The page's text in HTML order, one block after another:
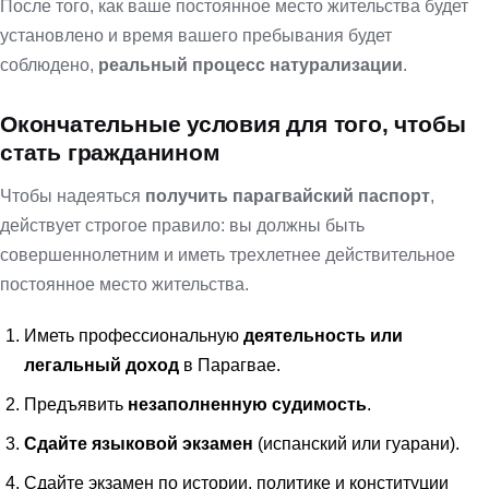
После того, как ваше постоянное место жительства будет
установлено и время вашего пребывания будет
соблюдено, реальный процесс натурализации.
Окончательные условия для того, чтобы
стать гражданином
Чтобы надеяться получить парагвайский паспорт,
действует строгое правило: вы должны быть
совершеннолетним и иметь трехлетнее действительное
постоянное место жительства.
Иметь профессиональную деятельность или
легальный доходв Парагвае.
Предъявить незаполненную судимость.
Сдайтеязыковой экзамен (испанский или гуарани).
Сдайте экзамен по истории, политике и конституции